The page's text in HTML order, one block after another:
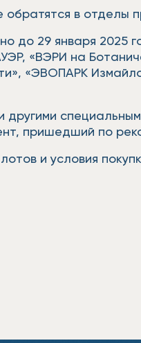
в отделы
до 29 января 2025
на
«ЭВОПАРК
другими
пришедший по
и условия